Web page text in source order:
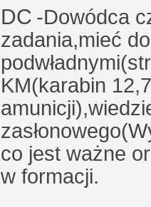
DC -Dowódca
zadania,mieć
KM(karabin
co jest ważne
w formacji.